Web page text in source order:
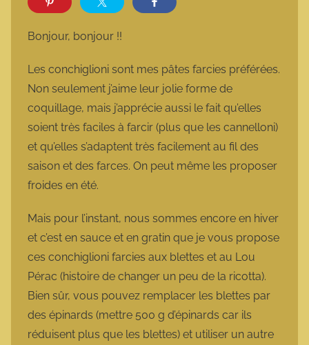
r
o
t
t
e
Bonjour, bonjour !!
Les conchiglioni sont mes pâtes farcies préférées.
Non seulement j’aime leur jolie forme de
coquillage, mais j’apprécie aussi le fait qu’elles
soient très faciles à farcir (plus que les cannelloni)
et qu’elles s’adaptent très facilement au fil des
saison et des farces. On peut même les proposer
froides en été.
Mais pour l’instant, nous sommes encore en hiver
et c’est en sauce et en gratin que je vous propose
ces conchiglioni farcies aux blettes et au Lou
Pérac (histoire de changer un peu de la ricotta).
Bien sûr, vous pouvez remplacer les blettes par
des épinards (mettre 500 g d’épinards car ils
réduisent plus que les blettes) et utiliser un autre